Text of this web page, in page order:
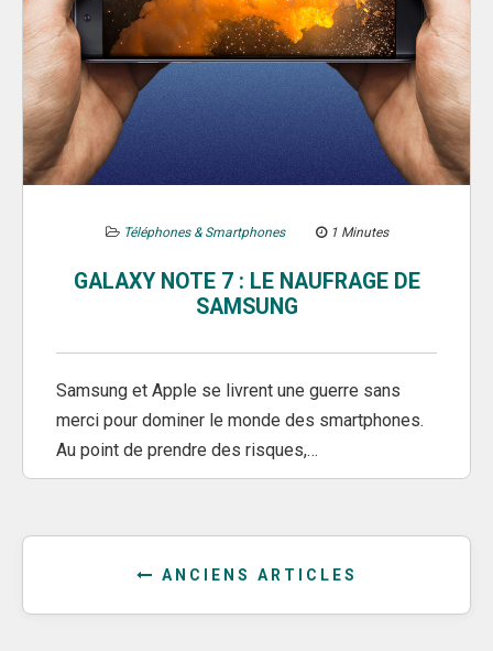
Téléphones & Smartphones 1 Minutes
GALAXY NOTE 7 : LE NAUFRAGE DE
SAMSUNG
Samsung et Apple se livrent une guerre sans
merci pour dominer le monde des smartphones.
Au point de prendre des risques,…
ANCIENS ARTICLES